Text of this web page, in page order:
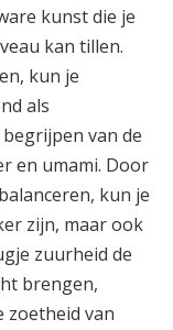
kunst die je
kan tillen.
kun je
als
van de
en umami. Door
kun je
zijn, maar ook
zuurheid de
brengen,
van